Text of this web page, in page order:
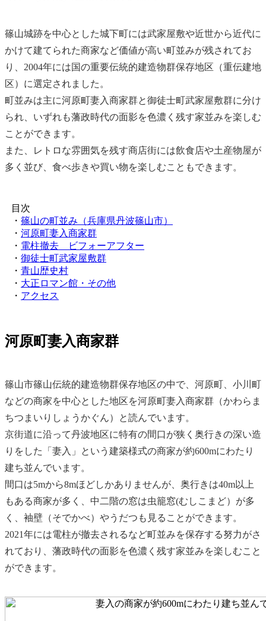
篠山城跡を中心とした城下町には武家屋敷や近世から近代に
かけて建てられた商家など価値が高い町並みが残されてお
り、2004年には国の重要伝統的建造物群保存地区（重伝建地
区）に選定されました。
町並みは主に河原町妻入商家群と御徒士町武家屋敷群に分け
られ、いずれも藩政時代の面影を色濃く残す家並みを楽しむ
ことができます。
また、レトロな雰囲気を残す商店街には飲食店や土産物屋が
多く並び、食べ歩きや買い物を楽しむこともできます。
目次
・ 篠山の町並み（兵庫県丹波篠山市）
・ 河原町妻入商家群
・ 電柱撤去 ビフォーアフター
・ 御徒士町武家屋敷群
・ 青山歴史村
・ 大正ロマン館・その他
・ アクセス
河原町妻入商家群
篠山市篠山伝統的建造物群保存地区の中で、河原町、小川町
などの商家を中心とした地区を河原町妻入商家群（かわらま
ちつまいりしょうかぐん）と読んでいます。
京街道に沿って丹波地区に特有の間口が狭く奥行きの深い造
りをした「妻入」という建築様式の商家が約600mにわたり
建ち並んでいます。
間口は5mから8mほどしかありませんが、奥行きは40m以上
もある商家が多く、中二階の窓は虫籠窓(むしこまど）が多
く、袖壁（そでかべ）やうだつも見ることができます。
2021年には電柱が撤去されるなど町並みを保存する努力がさ
れており、藩政時代の面影を色濃く残す家並みを楽しむこと
ができます。